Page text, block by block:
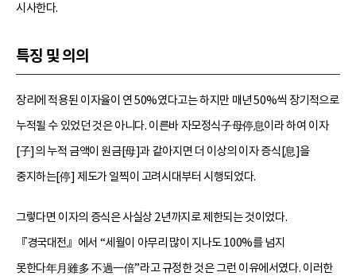
시사한다.
특징 및 의의
장리에 적용된 이자율이 연 50%였다고는 하지만 매년 50%씩 장기적으로
누적될 수 있었던 것은 아니다. 이른바 자모정식子母停息이라 하여 이자
[子]의 누적 금액이 원금[母]과 같아지면 더 이상의 이자 증식[息]을
중지하는[停] 제도가 일찍이 고려시대부터 시행되었다.
그렇다면 이자의 증식은 사실상 2년까지로 제한되는 것이었다.
『경국대전』에서 “세월이 아무리 많이 지나도 100%를 넘지
못한다年月雖多 不過一倍”라고 규정한 것은 그런 이유에서였다. 이러한